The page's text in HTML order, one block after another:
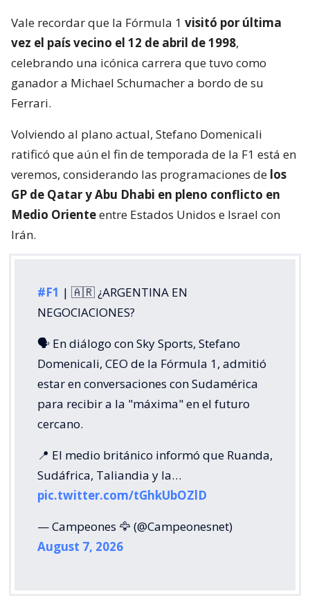
Vale recordar que la Fórmula 1 visitó por última
vez el país vecino el 12 de abril de 1998,
celebrando una icónica carrera que tuvo como
ganador a Michael Schumacher a bordo de su
Ferrari.
Volviendo al plano actual, Stefano Domenicali
ratificó que aún el fin de temporada de la F1 está en
veremos, considerando las programaciones de los
GP de Qatar y Abu Dhabi en pleno conflicto en
Medio Orienteentre Estados Unidos e Israel con
Irán.
#F1 | 🇦🇷 ¿ARGENTINA EN
NEGOCIACIONES?
🗣️ En diálogo con Sky Sports, Stefano
Domenicali, CEO de la Fórmula 1, admitió
estar en conversaciones con Sudamérica
para recibir a la "máxima" en el futuro
cercano.
📍 El medio británico informó que Ruanda,
Sudáfrica, Taliandia y la…
pic.twitter.com/tGhkUbOZlD
— Campeones 🦅 (@Campeonesnet)
August 7, 2026